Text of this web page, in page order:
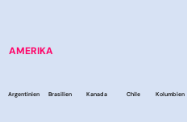
AMERIKA
Argentinien Brasilien Kanada Chile Kolumbien